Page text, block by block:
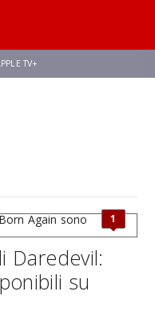
TV+
1
Daredevil:
su